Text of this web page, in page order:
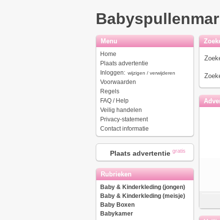
Menu
Home
Plaats advertentie
Inloggen: wijzigen / verwijderen
Voorwaarden
Regels
FAQ / Help
Veilig handelen
Privacy-statement
Contact informatie
Plaats advertentie gratis
Rubrieken
Baby & Kinderkleding (jongen)
Baby & Kinderkleding (meisje)
Baby Boxen
Babykamer